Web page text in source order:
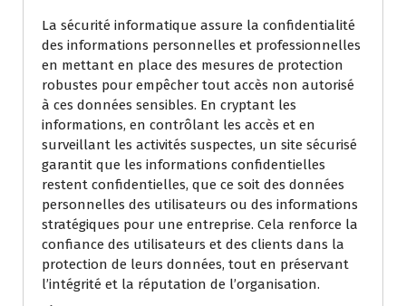
La sécurité informatique assure la confidentialité
des informations personnelles et professionnelles
en mettant en place des mesures de protection
robustes pour empêcher tout accès non autorisé
à ces données sensibles. En cryptant les
informations, en contrôlant les accès et en
surveillant les activités suspectes, un site sécurisé
garantit que les informations confidentielles
restent confidentielles, que ce soit des données
personnelles des utilisateurs ou des informations
stratégiques pour une entreprise. Cela renforce la
confiance des utilisateurs et des clients dans la
protection de leurs données, tout en préservant
l’intégrité et la réputation de l’organisation.